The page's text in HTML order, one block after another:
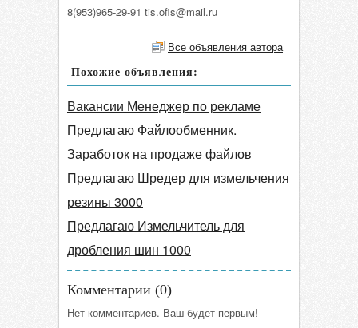
8(953)965-29-91 tis.ofis@mail.ru
Все объявления автора
Похожие объявления:
Вакансии Менеджер по рекламе
Предлагаю Файлообменник.
Заработок на продаже файлов
Предлагаю Шредер для измельчения
резины 3000
Предлагаю Измельчитель для
дробления шин 1000
Комментарии (0)
Нет комментариев. Ваш будет первым!